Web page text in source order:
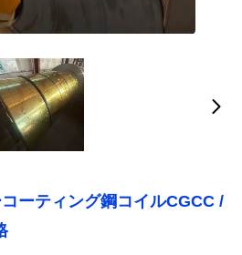
ーティング鋼コイルCGCC /